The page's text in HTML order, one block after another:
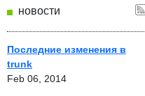
новости
Последние изменения в
trunk
Feb 06, 2014